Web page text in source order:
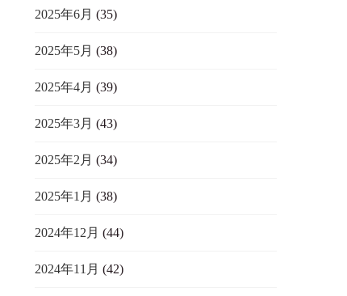
2025年6月 (35)
2025年5月 (38)
2025年4月 (39)
2025年3月 (43)
2025年2月 (34)
2025年1月 (38)
2024年12月 (44)
2024年11月 (42)